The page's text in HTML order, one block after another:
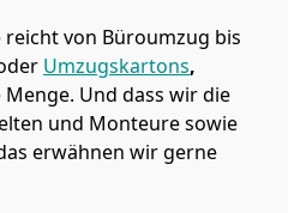
von Büroumzug bis
Umzugskartons,
Und dass wir die
und Monteure sowie
erwähnen wir gerne